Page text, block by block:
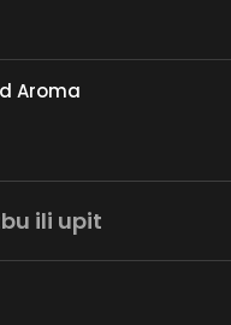
Aroma
ili upit